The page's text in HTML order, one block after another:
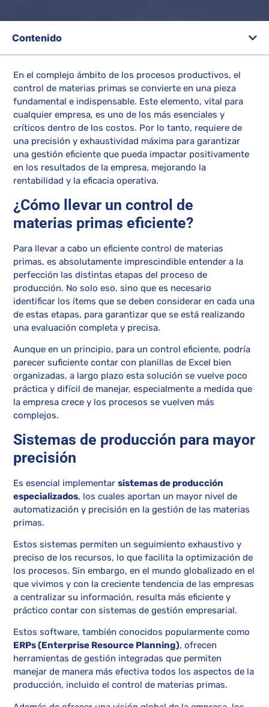
Contenido
En el complejo ámbito de los procesos productivos, el
control de materias primas se convierte en una pieza
fundamental e indispensable. Este elemento, vital para
cualquier empresa, es uno de los más esenciales y
críticos dentro de los costos. Por lo tanto, requiere de
una precisión y exhaustividad máxima para garantizar
una gestión eficiente que pueda impactar positivamente
en los resultados de la empresa, mejorando la
rentabilidad y la eficacia operativa.
¿Cómo llevar un control de
materias primas eficiente?
Para llevar a cabo un eficiente control de materias
primas, es absolutamente imprescindible entender a la
perfección las distintas etapas del proceso de
producción. No solo eso, sino que es necesario
identificar los ítems que se deben considerar en cada una
de estas etapas, para garantizar que se está realizando
una evaluación completa y precisa.
Aunque en un principio, para un control eficiente, podría
parecer suficiente contar con planillas de Excel bien
organizadas, a largo plazo esta solución se vuelve poco
práctica y difícil de manejar, especialmente a medida que
la empresa crece y los procesos se vuelven más
complejos.
Sistemas de producción para mayor
precisión
Es esencial implementarsistemas de producción
especializados, los cuales aportan un mayor nivel de
automatización y precisión en la gestión de las materias
primas.
Estos sistemas permiten un seguimiento exhaustivo y
preciso de los recursos, lo que facilita la optimización de
los procesos. Sin embargo, en el mundo globalizado en el
que vivimos y con la creciente tendencia de las empresas
a centralizar su información, resulta más eficiente y
práctico contar con sistemas de gestión empresarial.
Estos software, también conocidos popularmente como
ERPs (Enterprise Resource Planning), ofrecen
herramientas de gestión integradas que permiten
manejar de manera más efectiva todos los aspectos de la
producción, incluido el control de materias primas.